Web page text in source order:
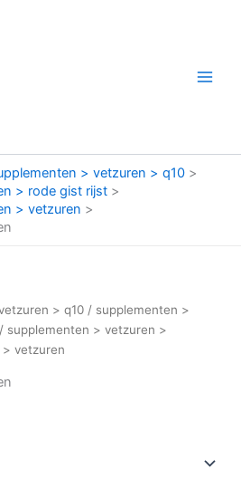
> vetzuren > q10
> rode gist rijst
> vetzuren
> q10 / supplementen >
/ supplementen > vetzuren >
vetzuren